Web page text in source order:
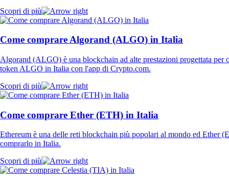
Scopri di più
Come comprare Algorand (ALGO) in Italia
Algorand (ALGO) è una blockchain ad alte prestazioni progettata
token ALGO in Italia con l'app di Crypto.com.
Scopri di più
Come comprare Ether (ETH) in Italia
Ethereum è una delle reti blockchain più popolari al mondo ed Ether
comprarlo in Italia.
Scopri di più